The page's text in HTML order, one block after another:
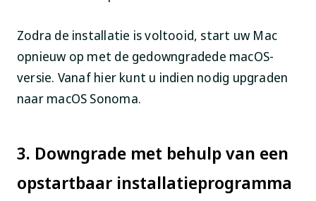
Zodra de installatie is voltooid, start uw Mac
opnieuw op met de gedowngradede macOS-
versie. Vanaf hier kunt u indien nodig upgraden
naar macOS Sonoma.
3. Downgrade met behulp van een
opstartbaar installatieprogramma